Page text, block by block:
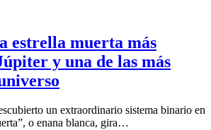
estrella muerta más
y una de las más
un extraordinario sistema binario en
o enana blanca, gira…